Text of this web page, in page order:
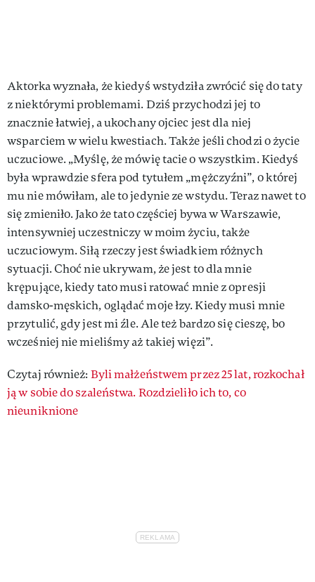
Aktorka wyznała, że kiedyś wstydziła zwrócić się do taty
z niektórymi problemami. Dziś przychodzi jej to
znacznie łatwiej, a ukochany ojciec jest dla niej
wsparciem w wielu kwestiach. Także jeśli chodzi o życie
uczuciowe. „Myślę, że mówię tacie o wszystkim. Kiedyś
była wprawdzie sfera pod tytułem „mężczyźni”, o której
mu nie mówiłam, ale to jedynie ze wstydu. Teraz nawet to
się zmieniło. Jako że tato częściej bywa w Warszawie,
intensywniej uczestniczy w moim życiu, także
uczuciowym. Siłą rzeczy jest świadkiem różnych
sytuacji. Choć nie ukrywam, że jest to dla mnie
krępujące, kiedy tato musi ratować mnie z opresji
damsko-męskich, oglądać moje łzy. Kiedy musi mnie
przytulić, gdy jest mi źle. Ale też bardzo się cieszę, bo
wcześniej nie mieliśmy aż takiej więzi”.
Czytaj również: Byli małżeństwem przez 25 lat, rozkochał
ją w sobie do szaleństwa. Rozdzieliło ich to, co
nieuniknione